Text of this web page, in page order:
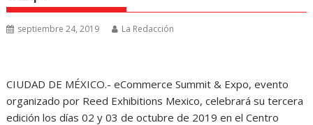
septiembre 24, 2019 La Redacción
CIUDAD DE MÉXICO.- eCommerce Summit & Expo, evento
organizado por Reed Exhibitions Mexico, celebrará su tercera
edición los días 02 y 03 de octubre de 2019 en el Centro